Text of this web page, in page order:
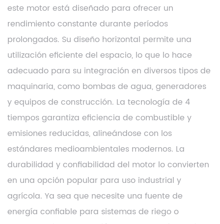
este motor está diseñado para ofrecer un
rendimiento constante durante períodos
prolongados. Su diseño horizontal permite una
utilización eficiente del espacio, lo que lo hace
adecuado para su integración en diversos tipos de
maquinaria, como bombas de agua, generadores
y equipos de construcción. La tecnología de 4
tiempos garantiza eficiencia de combustible y
emisiones reducidas, alineándose con los
estándares medioambientales modernos. La
durabilidad y confiabilidad del motor lo convierten
en una opción popular para uso industrial y
agrícola. Ya sea que necesite una fuente de
energía confiable para sistemas de riego o